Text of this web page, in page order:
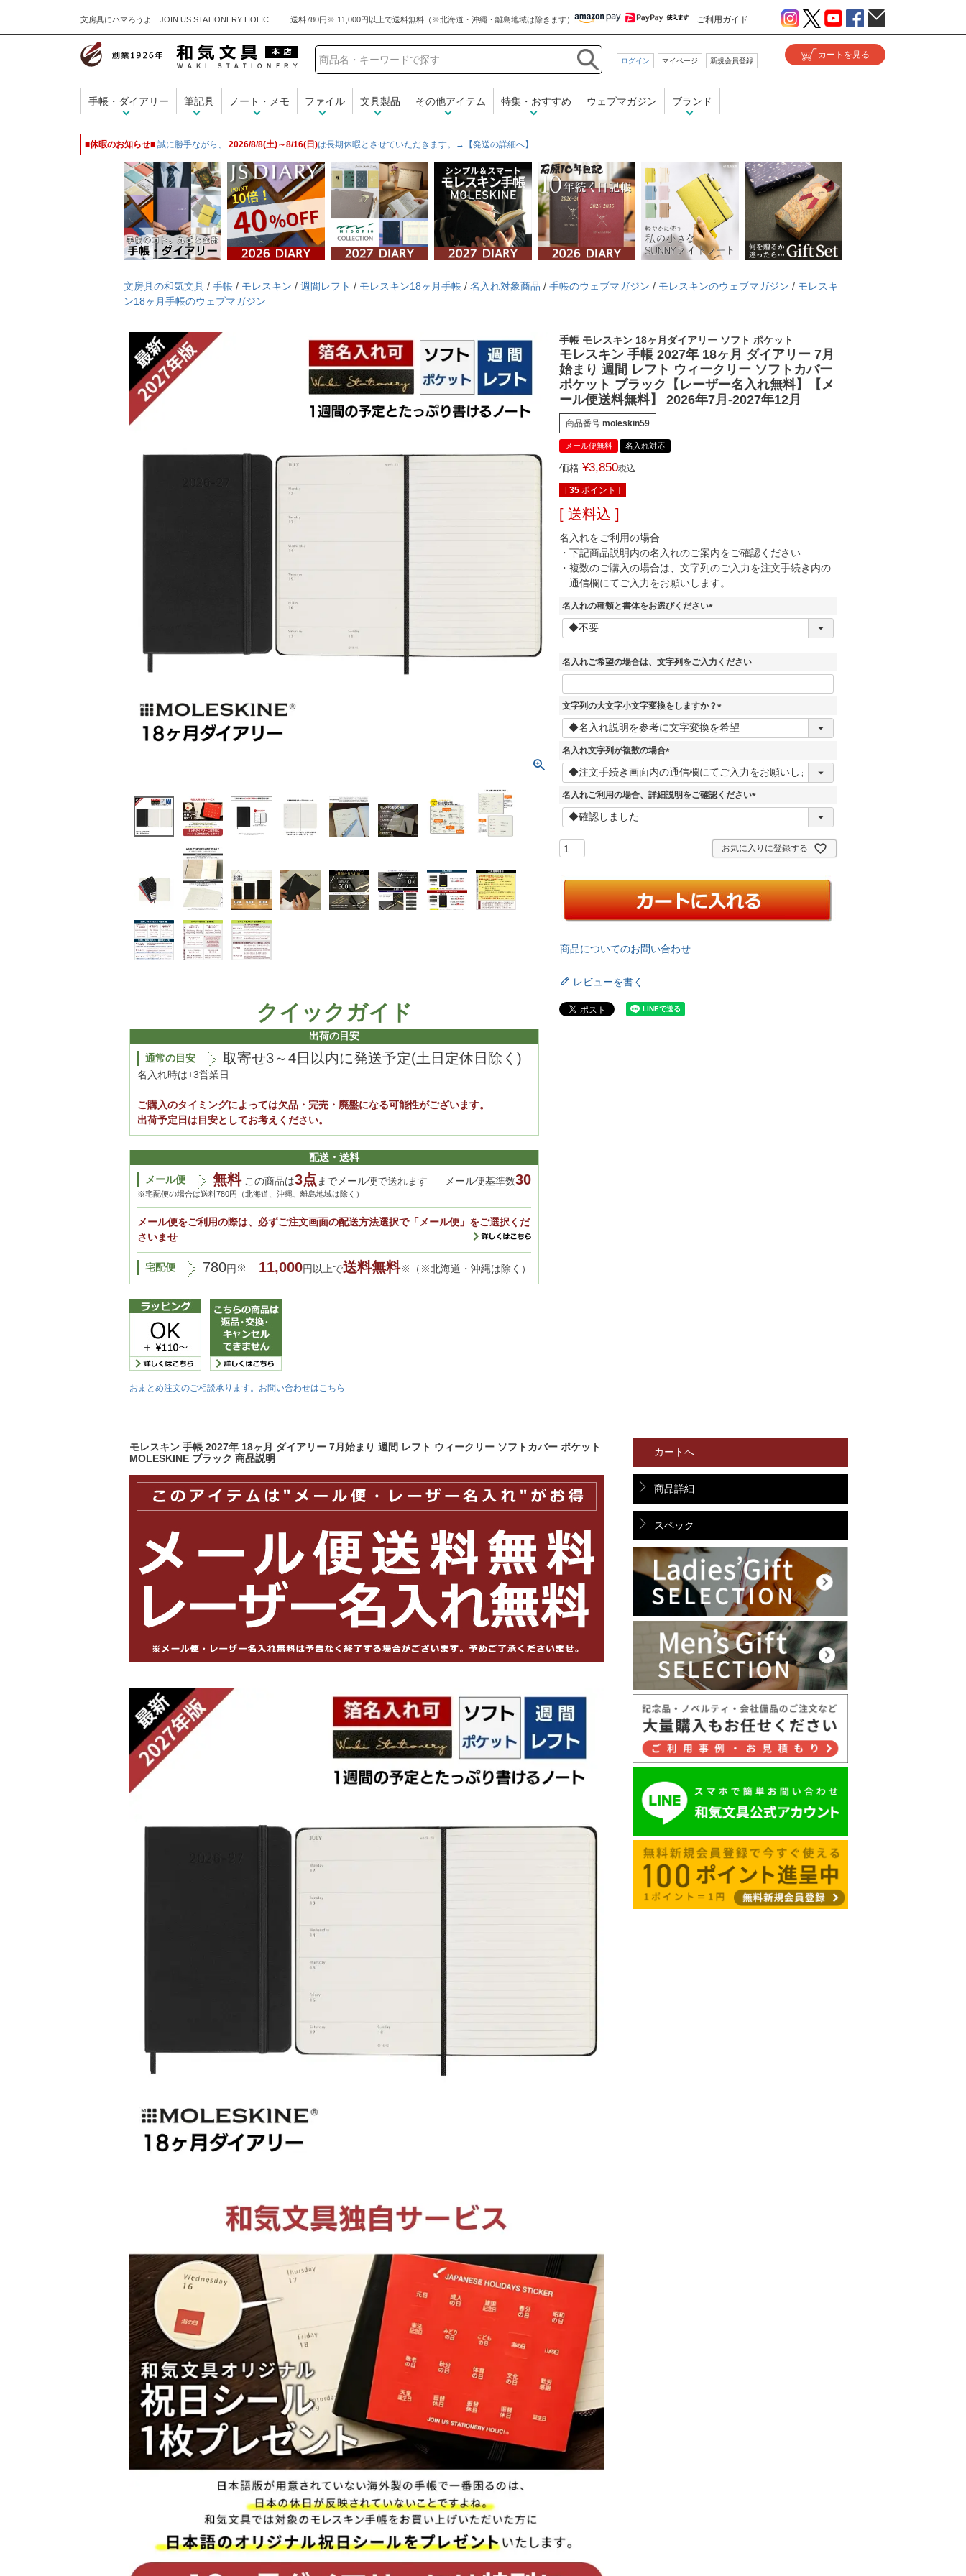
文房具にハマろうよ JOIN US STATIONERY HOLIC ご利用ガイド
和気文具
ログイン マイページ 新規会員登録
手帳・ダイアリー 筆記具 ノート・メモ ファイル 文具製品 その他アイテム 特集・おすすめ ウェブマガジン ブランド
■休暇のお知らせ■ 誠に勝手ながら、 2026/8/8(土)～8/16(日)は長期休暇とさせていただきます。→【発送の詳細へ】
文房具の和気文具 / 手帳 / モレスキン / 週間レフト / モレスキン18ヶ月手帳 / 名入れ対象商品 / 手帳のウェブマガジン / モレスキンのウェブマガジン / モレスキ
ン18ヶ月手帳のウェブマガジン
クイックガイド
出荷の目安
通常の目安
取寄せ3～4日以内に発送予定(土日定休日除く)
名入れ時は+3営業日
ご購入のタイミングによっては欠品・完売・廃盤になる可能性がございます。
出荷予定日は目安としてお考えください。
配送・送料
メール便
無料この商品は3点 までメール便で送れます メール便基準数30
※宅配便の場合は送料780円（北海道、沖縄、離島地域は除く）
メール便をご利用の際は、必ずご注文画面の配送方法選択で「メール便」をご選択くだ
さいませ
宅配便 780円 ※ 11,000円以上で送料無料※（※北海道・沖縄は除く）
おまとめ注文のご相談承ります。お問い合わせはこちら
モレスキン 手帳 2027年 18ヶ月 ダイアリー 7月始まり 週間 レフト ウィークリー ソフトカバー ポケット
MOLESKINE ブラック 商品説明
カートへ
商品詳細
スペック
手帳 モレスキン 18ヶ月ダイアリー ソフト ポケット
モレスキン 手帳 2027年 18ヶ月 ダイアリー 7月
始まり 週間 レフト ウィークリー ソフトカバー
ポケット ブラック【レーザー名入れ無料】【メ
ール便送料無料】 2026年7月-2027年12月
商品番号 moleskin59
メール便無料 名入れ対応
価格 ¥3,850税込
[35 ポイント ]
送料込
名入れをご利用の場合
・下記商品説明内の名入れのご案内をご確認ください
・複数のご購入の場合は、文字列のご入力を注文手続き内の
通信欄にてご入力をお願いします。
名入れの種類と書体をお選びください
(
)
名入れご希望の場合は、文字列をご入力ください
文字列の大文字小文字変換をしますか？
(
必
)
名入れ文字列が複数の場合
(
必
須
)
名入れご利用の場合、詳細説明をご確認ください
(
)
お気に入りに登録する
商品についてのお問い合わせ
レビューを書く